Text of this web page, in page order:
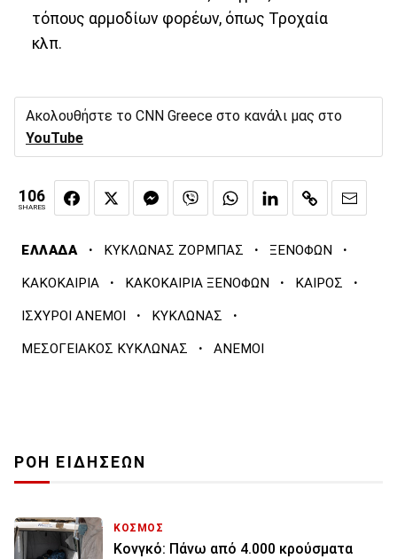
τόπους αρμοδίων φορέων, όπως Τροχαία
κλπ.
Ακολουθήστε το CNN Greece στο κανάλι μας στο
YouTube
106
SHARES
ΕΛΛΑΔΑ · ΚΥΚΛΩΝΑΣ ΖΟΡΜΠΑΣ · ΞΕΝΟΦΩΝ ·
ΚΑΚΟΚΑΙΡΙΑ · ΚΑΚΟΚΑΙΡΙΑ ΞΕΝΟΦΩΝ · ΚΑΙΡΟΣ ·
ΙΣΧΥΡΟΙ ΑΝΕΜΟΙ · ΚΥΚΛΩΝΑΣ ·
ΜΕΣΟΓΕΙΑΚΟΣ ΚΥΚΛΩΝΑΣ · ΑΝΕΜΟΙ
ΡΟΗ ΕΙΔΗΣΕΩΝ
ΚΟΣΜΟΣ
Κονγκό: Πάνω από 4.000 κρούσματα